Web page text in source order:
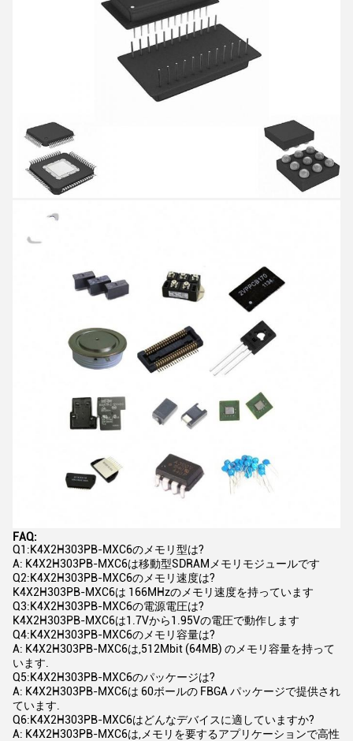
FAQ:
Q1:K4X2H303PB-MXC6のメモリ型は?
A: K4X2H303PB-MXC6は移動型SDRAMメモリモジュールです
Q2:K4X2H303PB-MXC6のメモリ速度は?
K4X2H303PB-MXC6は 166MHzのメモリ速度を持っています
Q3:K4X2H303PB-MXC6の電源電圧は?
K4X2H303PB-MXC6は1.7Vから1.95Vの電圧で動作します
Q4:K4X2H303PB-MXC6のメモリ容量は?
A: K4X2H303PB-MXC6は,512Mbit (64MB) のメモリ容量を持って
います.
Q5:K4X2H303PB-MXC6のパッケージは?
A: K4X2H303PB-MXC6は 60ボールの FBGA パッケージで提供され
ています.
Q6:K4X2H303PB-MXC6はどんなデバイスに適していますか?
A: K4X2H303PB-MXC6は,メモリを要するアプリケーションで高性